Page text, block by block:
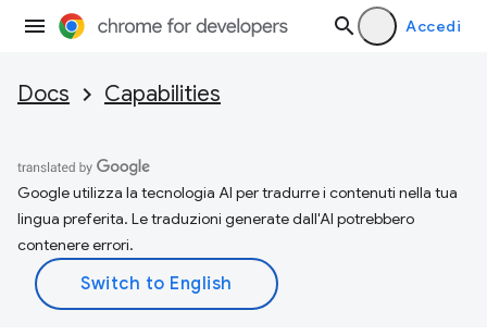
Accedi
Docs Capabilities
Google utilizza la tecnologia AI per tradurre i contenuti nella tua
lingua preferita. Le traduzioni generate dall'AI potrebbero
contenere errori.